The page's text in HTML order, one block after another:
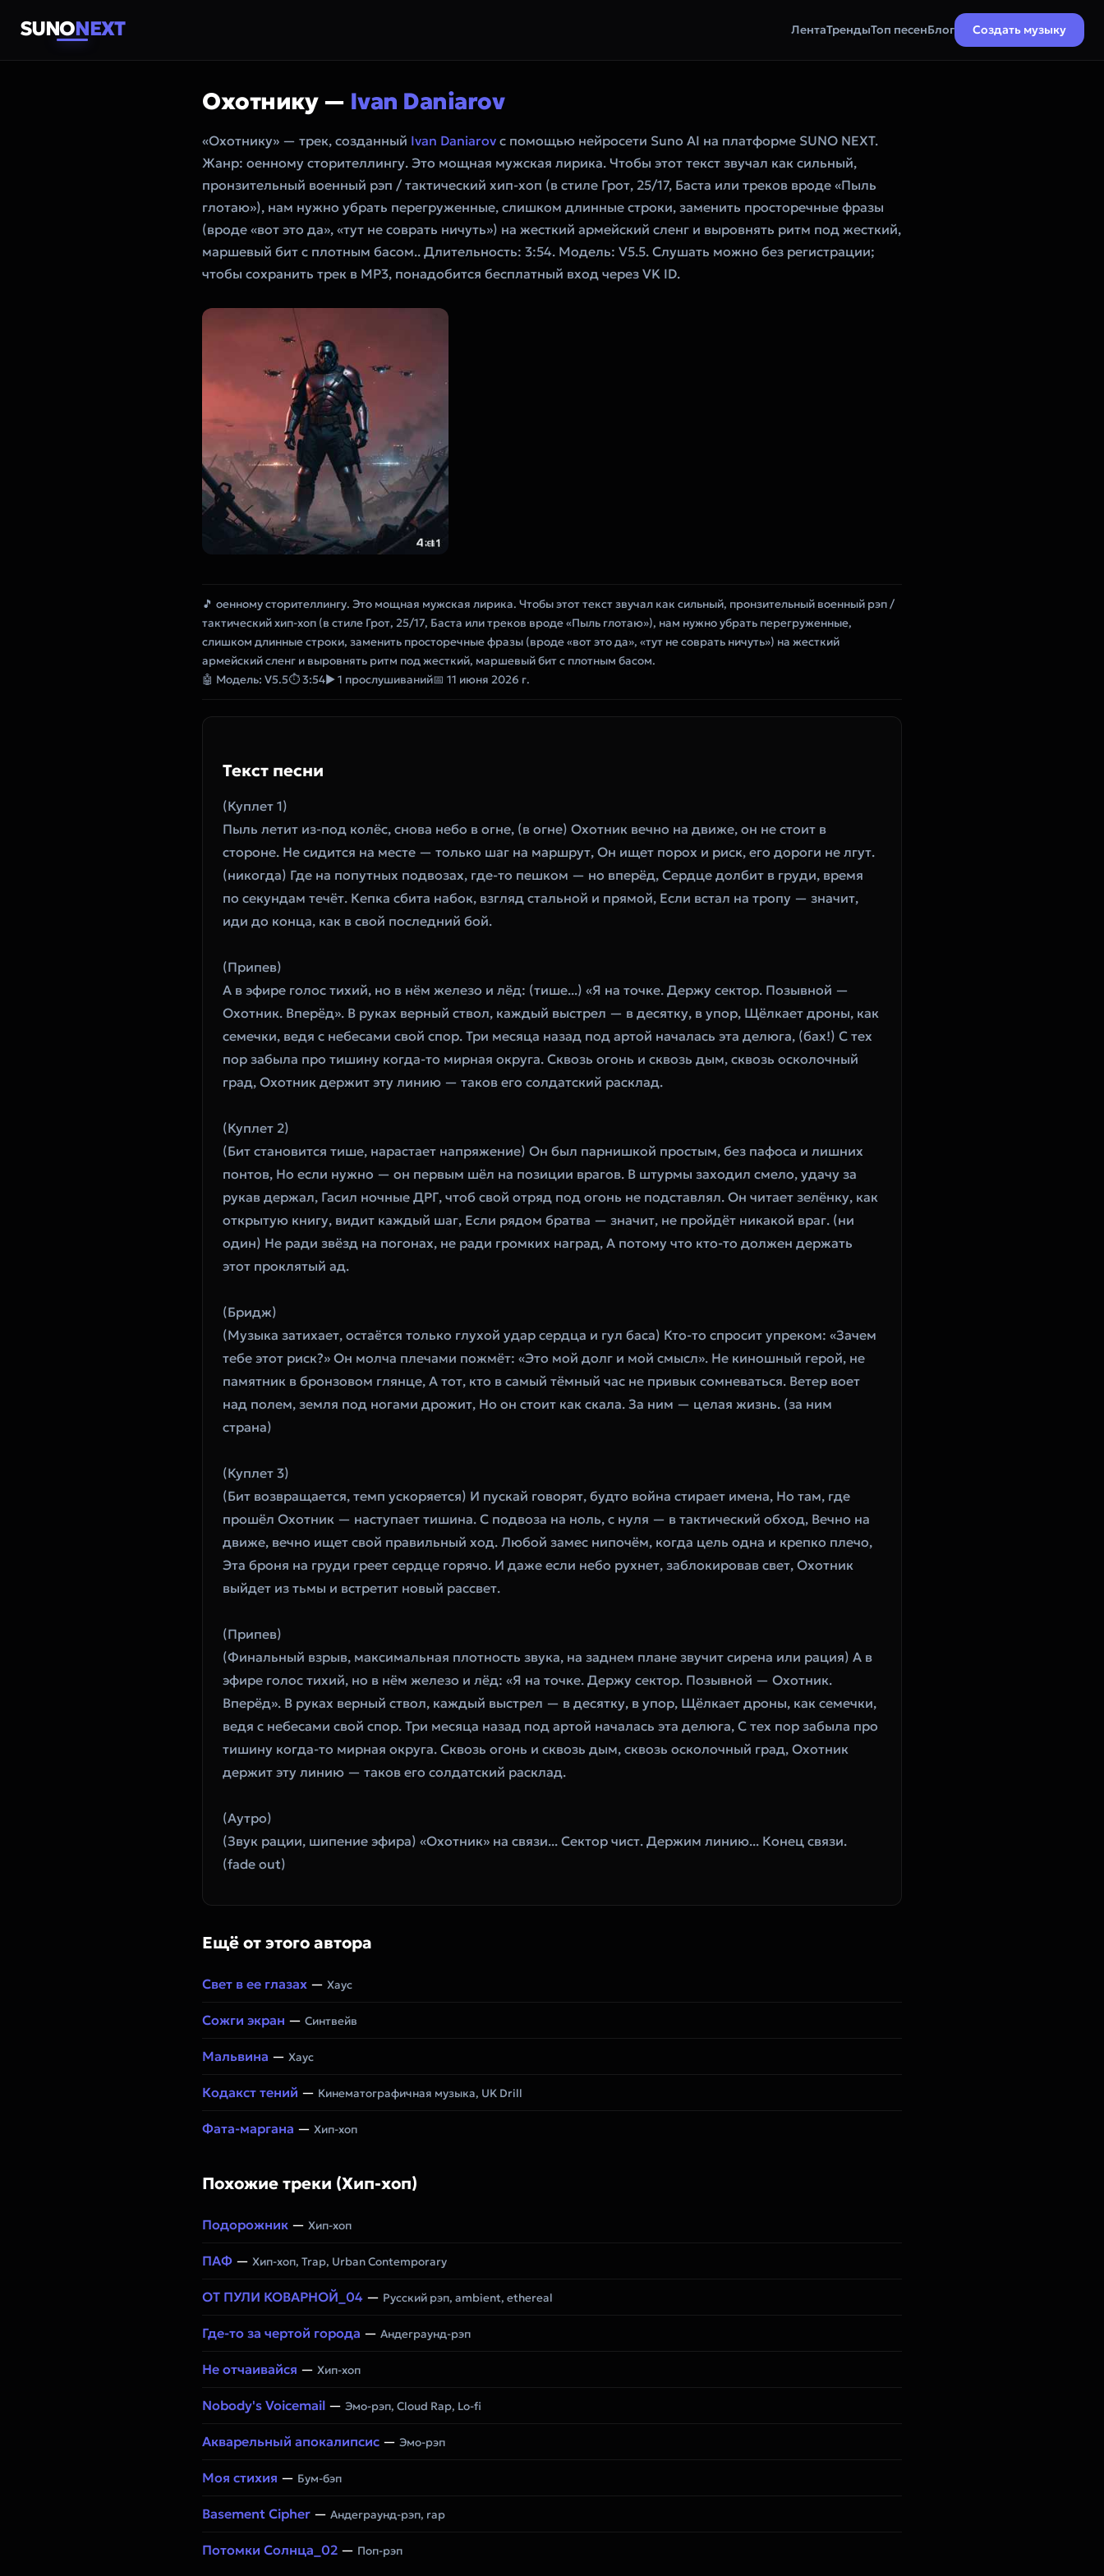
SUNONEXT ЛентаТрендыТоп песенБлог Создать музыку
Охотнику — Ivan Daniarov
«Охотнику» — трек, созданный Ivan Daniarov с помощью нейросети Suno AI на платформе SUNO NEXT.
Жанр: оенному сторителлингу. Это мощная мужская лирика. Чтобы этот текст звучал как сильный,
пронзительный военный рэп / тактический хип-хоп (в стиле Грот, 25/17, Баста или треков вроде «Пыль
глотаю»), нам нужно убрать перегруженные, слишком длинные строки, заменить просторечные фразы
(вроде «вот это да», «тут не соврать ничуть») на жесткий армейский сленг и выровнять ритм под жесткий,
маршевый бит с плотным басом.. Длительность: 3:54. Модель: V5.5. Слушать можно без регистрации;
чтобы сохранить трек в MP3, понадобится бесплатный вход через VK ID.
🎵 оенному сторителлингу. Это мощная мужская лирика. Чтобы этот текст звучал как сильный, пронзительный военный рэп /
тактический хип-хоп (в стиле Грот, 25/17, Баста или треков вроде «Пыль глотаю»), нам нужно убрать перегруженные,
слишком длинные строки, заменить просторечные фразы (вроде «вот это да», «тут не соврать ничуть») на жесткий
армейский сленг и выровнять ритм под жесткий, маршевый бит с плотным басом.
🤖 Модель: V5.5⏱ 3:54▶ 1 прослушиваний📅 11 июня 2026 г.
Текст песни
(Куплет 1)
Пыль летит из-под колёс, снова небо в огне, (в огне) Охотник вечно на движе, он не стоит в
стороне. Не сидится на месте — только шаг на маршрут, Он ищет порох и риск, его дороги не лгут.
(никогда) Где на попутных подвозах, где-то пешком — но вперёд, Сердце долбит в груди, время
по секундам течёт. Кепка сбита набок, взгляд стальной и прямой, Если встал на тропу — значит,
иди до конца, как в свой последний бой.
(Припев)
А в эфире голос тихий, но в нём железо и лёд: (тише...) «Я на точке. Держу сектор. Позывной —
Охотник. Вперёд». В руках верный ствол, каждый выстрел — в десятку, в упор, Щёлкает дроны, как
семечки, ведя с небесами свой спор. Три месяца назад под артой началась эта делюга, (бах!) С тех
пор забыла про тишину когда-то мирная округа. Сквозь огонь и сквозь дым, сквозь осколочный
град, Охотник держит эту линию — таков его солдатский расклад.
(Куплет 2)
(Бит становится тише, нарастает напряжение) Он был парнишкой простым, без пафоса и лишних
понтов, Но если нужно — он первым шёл на позиции врагов. В штурмы заходил смело, удачу за
рукав держал, Гасил ночные ДРГ, чтоб свой отряд под огонь не подставлял. Он читает зелёнку, как
открытую книгу, видит каждый шаг, Если рядом братва — значит, не пройдёт никакой враг. (ни
один) Не ради звёзд на погонах, не ради громких наград, А потому что кто-то должен держать
этот проклятый ад.
(Бридж)
(Музыка затихает, остаётся только глухой удар сердца и гул баса) Кто-то спросит упреком: «Зачем
тебе этот риск?» Он молча плечами пожмёт: «Это мой долг и мой смысл». Не киношный герой, не
памятник в бронзовом глянце, А тот, кто в самый тёмный час не привык сомневаться. Ветер воет
над полем, земля под ногами дрожит, Но он стоит как скала. За ним — целая жизнь. (за ним
страна)
(Куплет 3)
(Бит возвращается, темп ускоряется) И пускай говорят, будто война стирает имена, Но там, где
прошёл Охотник — наступает тишина. С подвоза на ноль, с нуля — в тактический обход, Вечно на
движе, вечно ищет свой правильный ход. Любой замес нипочём, когда цель одна и крепко плечо,
Эта броня на груди греет сердце горячо. И даже если небо рухнет, заблокировав свет, Охотник
выйдет из тьмы и встретит новый рассвет.
(Припев)
(Финальный взрыв, максимальная плотность звука, на заднем плане звучит сирена или рация) А в
эфире голос тихий, но в нём железо и лёд: «Я на точке. Держу сектор. Позывной — Охотник.
Вперёд». В руках верный ствол, каждый выстрел — в десятку, в упор, Щёлкает дроны, как семечки,
ведя с небесами свой спор. Три месяца назад под артой началась эта делюга, С тех пор забыла про
тишину когда-то мирная округа. Сквозь огонь и сквозь дым, сквозь осколочный град, Охотник
держит эту линию — таков его солдатский расклад.
(Аутро)
(Звук рации, шипение эфира) «Охотник» на связи... Сектор чист. Держим линию... Конец связи.
(fade out)
Ещё от этого автора
Свет в ее глазах — Хаус
Сожги экран — Синтвейв
Мальвина — Хаус
Кодакст тений — Кинематографичная музыка, UK Drill
Фата-маргана — Хип-хоп
Похожие треки (Хип-хоп)
Подорожник — Хип-хоп
ПАФ — Хип-хоп, Trap, Urban Contemporary
ОТ ПУЛИ КОВАРНОЙ_04 — Русский рэп, ambient, ethereal
Где-то за чертой города — Андеграунд-рэп
Не отчаивайся — Хип-хоп
Nobody's Voicemail — Эмо-рэп, Cloud Rap, Lo-fi
Акварельный апокалипсис — Эмо-рэп
Моя стихия — Бум-бэп
Basement Cipher — Андеграунд-рэп, rap
Потомки Солнца_02 — Поп-рэп